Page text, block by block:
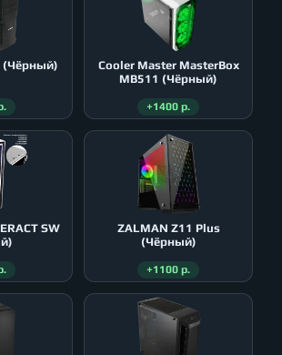
(Чёрный)
Cooler Master MasterBox
MB511 (Чёрный)
+1400 р.
SW
ZALMAN Z11 Plus
(Чёрный)
+1100 р.